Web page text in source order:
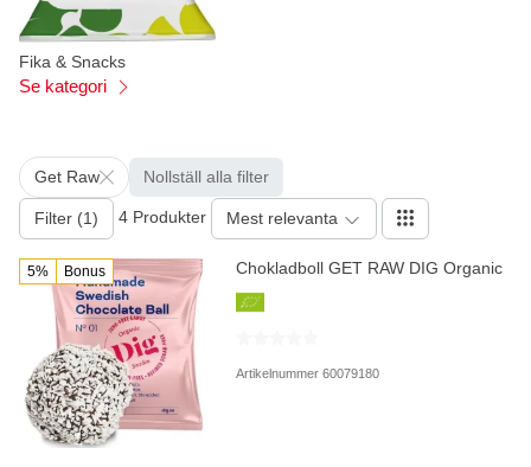
Fika & Snacks
Se kategori
Get Raw Nollställ alla filter
Filter (1) 4 Produkter Mest relevanta
5% Bonus Chokladboll GET RAW DIG Organic
Artikelnummer 60079180